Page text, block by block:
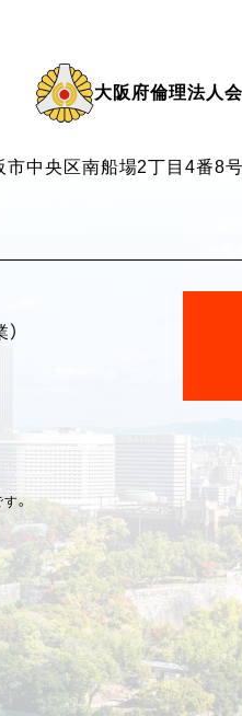
大阪府倫理法人会
市中央区南船場2丁目4番8
。